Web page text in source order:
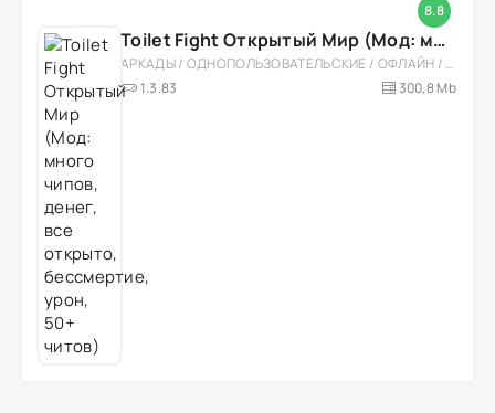
8.8
Toilet Fight Открытый Мир (Мод: много чипов, денег, все открыто, бессмертие, урон, 50+ читов)
АРКАДЫ / ОДНОПОЛЬЗОВАТЕЛЬСКИЕ / ОФЛАЙН / МОД / РОЛЕВЫЕ / ШУТЕРЫ / ОТКРЫТЫЙ МИР / ВСТРОЕННЫЙ КЕШ / 3D / ЭКШЕНЫ / ТУАЛЕТНЫЕ ВОЙНЫ / ДЛЯ ДЕТЕЙ
1.3.83
300,8 Mb